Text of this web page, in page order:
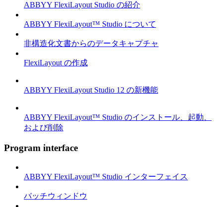
ABBYY FlexiLayout Studio の紹介
ABBYY FlexiLayout™ Studio について
非構造化文書からのデータキャプチャ
FlexiLayout の作成
ABBYY FlexiLayout Studio 12 の新機能
ABBYY FlexiLayout™ Studio のインストール、起動、
および削除
Program interface
ABBYY FlexiLayout™ Studio インターフェイス
バッチウィンドウ